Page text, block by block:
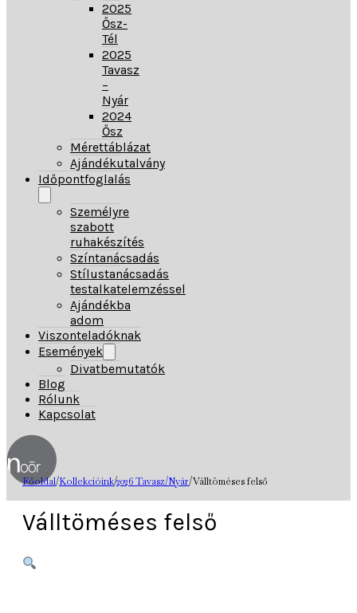
2025
Ősz-
Tél
2025
Tavasz
–
Nyár
2024
Ősz
Mérettáblázat
Ajándékutalvány
Időpontfoglalás
Személyre
szabott
ruhakészítés
Színtanácsadás
Stílustanácsadás
testalkatelemzéssel
Ajándékba
adom
Viszonteladóknak
Események
Divatbemutatók
Blog
Rólunk
Kapcsolat
Főoldal/Kollekcióink/2026 Tavasz/Nyár/Válltöméses felső
Válltöméses felső